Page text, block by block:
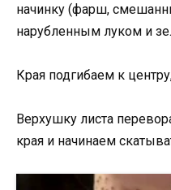
начинку (фарш,
нарубленным луком и
Края подгибаем к
Верхушку листа
края и начинаем